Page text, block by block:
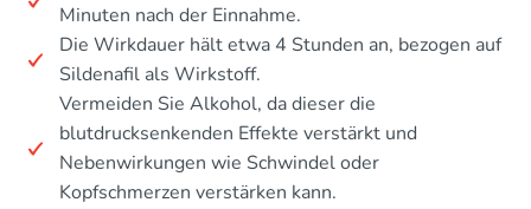
Minuten nach der Einnahme.
Die Wirkdauer hält etwa 4 Stunden an, bezogen auf
Sildenafil als Wirkstoff.
Vermeiden Sie Alkohol, da dieser die
blutdrucksenkenden Effekte verstärkt und
Nebenwirkungen wie Schwindel oder
Kopfschmerzen verstärken kann.